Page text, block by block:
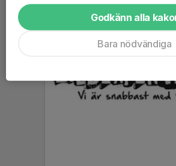
Godkänn alla
Bara nödvändiga